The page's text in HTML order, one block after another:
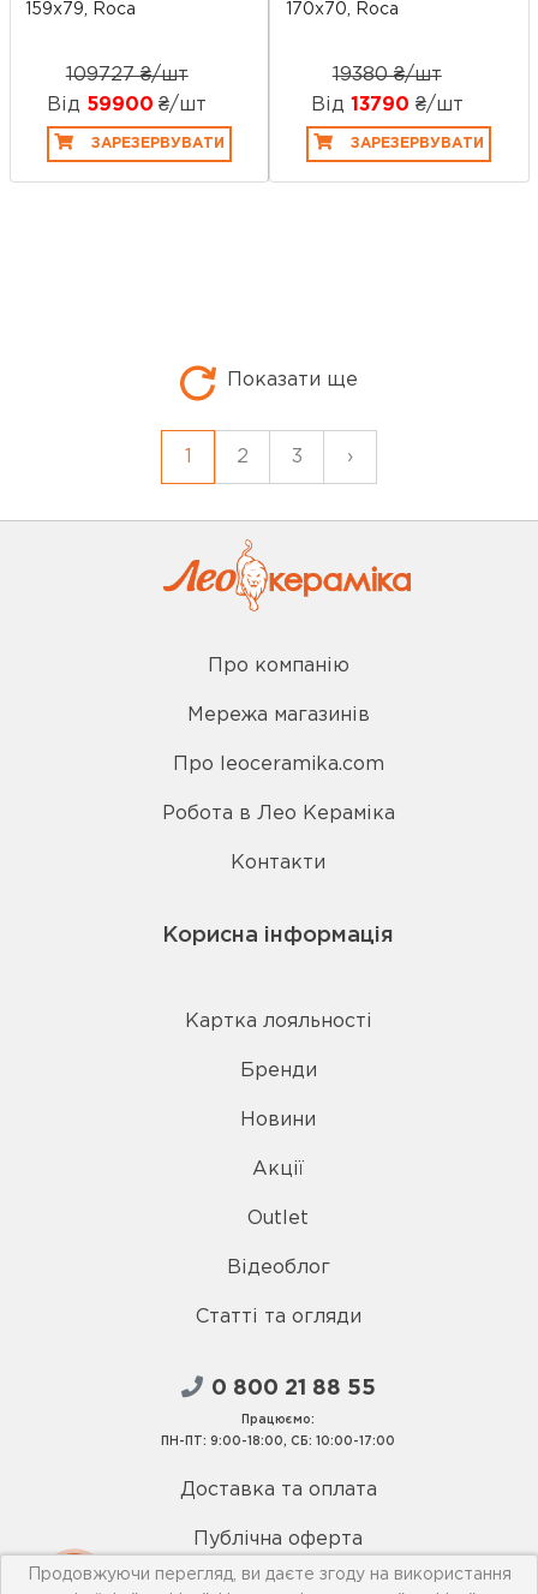
159x79, Roca
109727 ₴/шт
Від 59900₴/шт
ЗАРЕЗЕРВУВАТИ
170x70, Roca
19380 ₴/шт
Від 13790 ₴/шт
ЗАРЕЗЕРВУВАТИ
Показати ще
2 3 ›
Про компанію
Мережа магазинів
Про leoceramika.com
Робота в Лео Кераміка
Контакти
Корисна інформація
Картка лояльності
Бренди
Новини
Акції
Outlet
Відеоблог
Статті та огляди
0 800 21 88 55
Працюємо:
ПН-ПТ: 9:00-18:00, СБ: 10:00-17:00
Доставка та оплата
Публічна оферта
Умови використання сайту
Продовжуючи перегляд, ви даєте згоду на використання